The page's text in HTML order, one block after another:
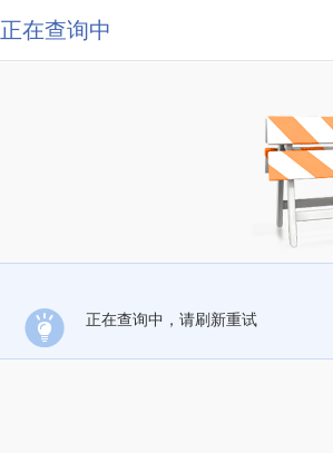
正在查询中
正在查询中，请刷新重试